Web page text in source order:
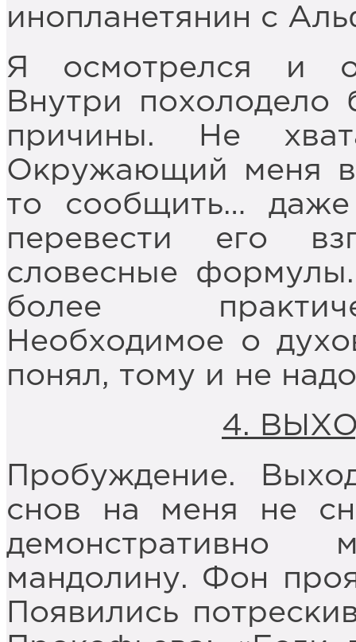
инопланетянин с
Я осмотрелся и
Внутри похолодело
причины. Не
Окружающий меня
то сообщить…
перевести его
словесные
более
Необходимое о
понял, тому и не
4.
Пробуждение.
снов на меня не
мандолину. Фон
Появились